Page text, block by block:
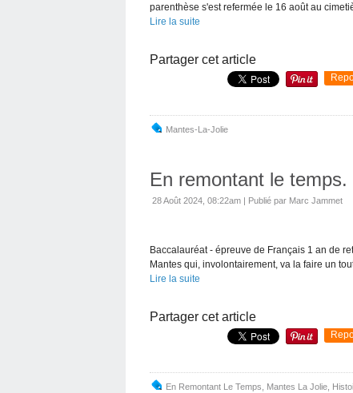
parenthèse s'est refermée le 16 août au
Lire la suite
Partager cet article
Mantes-La-Jolie
En remontant le temps.
28 Août 2024, 08:22am | Publié par Marc Jammet
Baccalauréat - épreuve de Français 1 an de
Mantes qui, involontairement, va la faire un
Lire la suite
Partager cet article
En Remontant Le Temps Mantes La Jolie